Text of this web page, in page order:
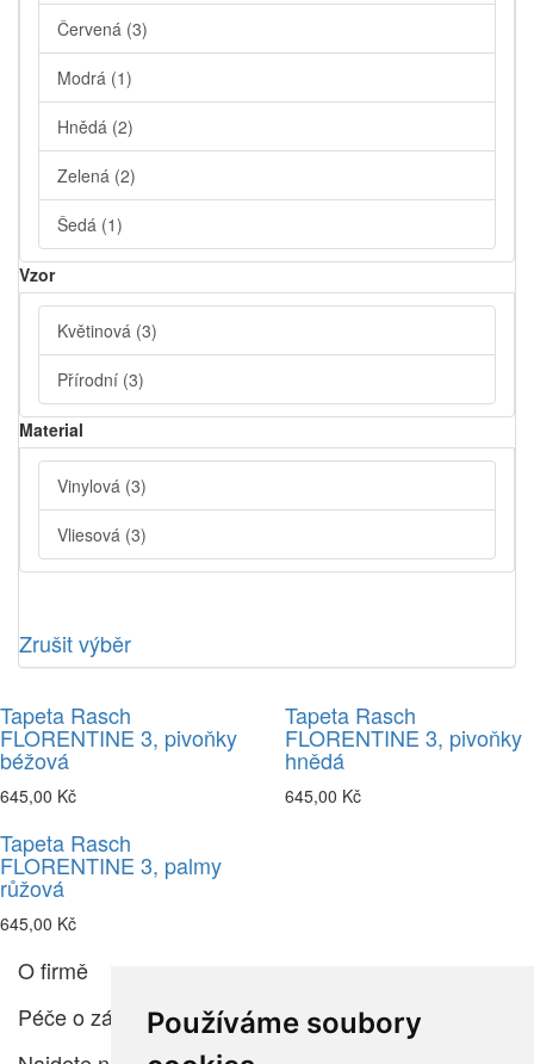
Používáme soubory
Červená (3)
Modrá (1)
Hnědá (2)
Zelená (2)
Šedá (1)
Vzor
Květinová (3)
Přírodní (3)
Material
Vinylová (3)
Vliesová (3)
Zrušit výběr
Tapeta Rasch
FLORENTINE 3, pivoňky
béžová
645,00 Kč
Tapeta Rasch
FLORENTINE 3, pivoňky
hnědá
645,00 Kč
Tapeta Rasch
FLORENTINE 3, palmy
růžová
645,00 Kč
O firmě
Péče o zákazníka